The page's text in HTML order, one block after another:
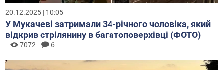
20.12.2025 | 10:05
У Мукачеві затримали 34-річного чоловіка, який
відкрив стрілянину в багатоповерхівці (ФОТО)
7072 6